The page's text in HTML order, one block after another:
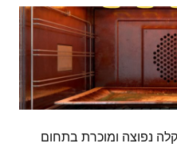
נפוצה ומוכרת בתחום